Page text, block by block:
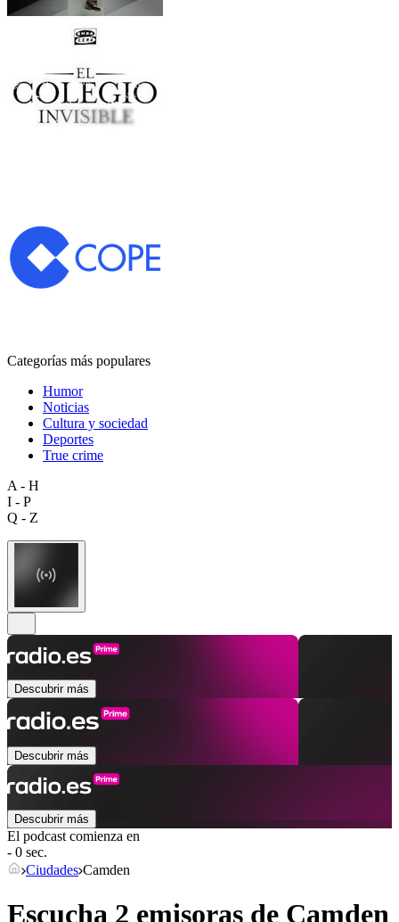
Categorías más populares
Humor
Noticias
Cultura y sociedad
Deportes
True crime
A - H
I - P
Q - Z
Descubrir más
Descubrir más
Descubrir más
El podcast comienza en
- 0 sec.
Ciudades Camden
Escucha 2 emisoras de Camden